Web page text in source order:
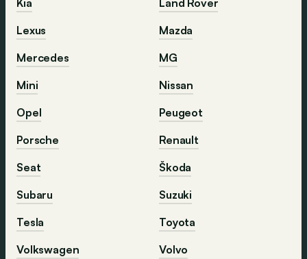
Kia
Land Rover
Lexus
Mazda
Mercedes
MG
Mini
Nissan
Opel
Peugeot
Porsche
Renault
Seat
Škoda
Subaru
Suzuki
Tesla
Toyota
Volkswagen
Volvo